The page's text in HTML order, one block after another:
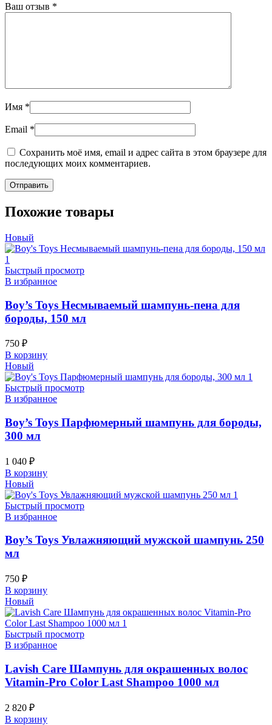
Ваш отзыв *
Имя *
Email *
Сохранить моё имя, email и адрес сайта в этом браузере для
последующих моих комментариев.
Похожие товары
Новый
Быстрый просмотр
В избранное
Boy’s Toys Несмываемый шампунь-пена для
бороды, 150 мл
750 ₽
В корзину
Новый
Быстрый просмотр
В избранное
Boy’s Toys Парфюмерный шампунь для бороды,
300 мл
1 040 ₽
В корзину
Новый
Быстрый просмотр
В избранное
Boy’s Toys Увлажняющий мужской шампунь 250
мл
750 ₽
В корзину
Новый
Быстрый просмотр
В избранное
Lavish Care Шампунь для окрашенных волос
Vitamin-Pro Color Last Shampoo 1000 мл
2 820 ₽
В корзину